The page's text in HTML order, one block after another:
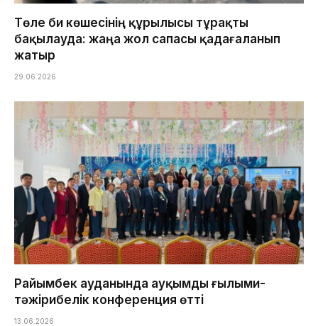
Төле би көшесінің құрылысы тұрақты
бақылауда: жаңа жол сапасы қадағаланып
жатыр
29.06.2026
Райымбек ауданында ауқымды ғылыми-
тәжірибелік конференция өтті
13.06.2026